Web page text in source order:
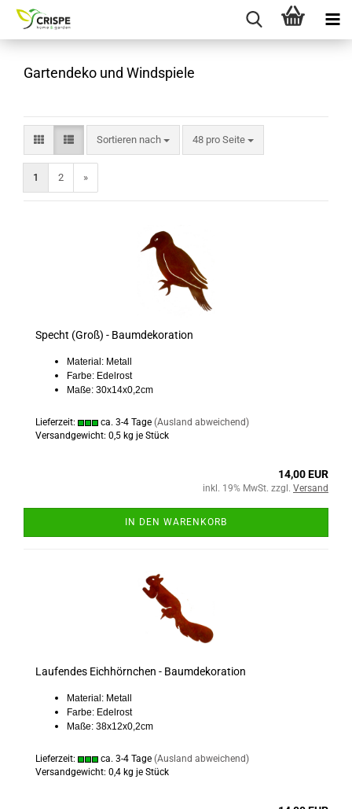
Gartendeko und Windspiele
Sortieren nach
Sortieren nach 48 pro Seite
pro Seite
1 2 »
Specht (Groß) - Baumdekoration
Material: Metall
Farbe: Edelrost
Maße: 30x14x0,2cm
Lieferzeit: ca. 3-4 Tage (Ausland abweichend)
Versandgewicht: 0,5 kg je Stück
14,00 EUR
inkl. 19% MwSt. zzgl. Versand
IN DEN WARENKORB
Laufendes Eichhörnchen - Baumdekoration
Material: Metall
Farbe: Edelrost
Maße: 38x12x0,2cm
Lieferzeit: ca. 3-4 Tage (Ausland abweichend)
Versandgewicht: 0,4 kg je Stück